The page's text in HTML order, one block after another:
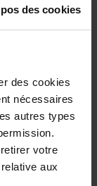
des cookies
des cookies
nécessaires
autres types
votre
aux
de toilette